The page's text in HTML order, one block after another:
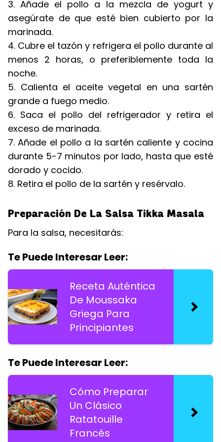
3. Añade el pollo a la mezcla de yogurt y
asegúrate de que esté bien cubierto por la
marinada.
4. Cubre el tazón y refrigera el pollo durante al
menos 2 horas, o preferiblemente toda la
noche.
5. Calienta el aceite vegetal en una sartén
grande a fuego medio.
6. Saca el pollo del refrigerador y retira el
exceso de marinada.
7. Añade el pollo a la sartén caliente y cocina
durante 5-7 minutos por lado, hasta que esté
dorado y cocido.
8. Retira el pollo de la sartén y resérvalo.
Preparación De La Salsa Tikka Masala
Para la salsa, necesitarás:
Te Puede Interesar Leer:
Receta Auténtica
De Moussaka
Griega Para
Principiantes
Te Puede Interesar Leer:
Cómo Preparar
Un Clásico
Ratatouille
Francés